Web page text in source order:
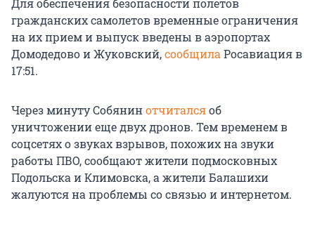
Для обеспечения безопасности полетов
гражданских самолетов временные ограничения
на их прием и выпуск введены в аэропортах
Домодедово и Жуковский,сообщила Росавиация в
17:51.
Через минуту Собянинотчиталсяоб
уничтожении еще двух дронов. Тем временем в
соцсетях о звуках взрывов, похожих на звуки
работы ПВО, сообщают жители подмосковных
Подольска и Климовска, а жители Балашихи
жалуются на проблемы со связью и интернетом.